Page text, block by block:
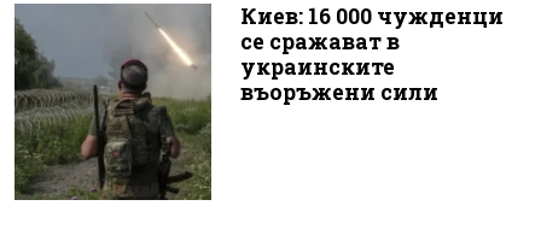
Киев: 16 000 чужденци
се сражават в
украинските
въоръжени сили